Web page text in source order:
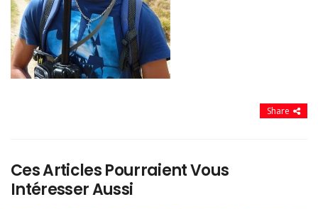
Share
Ces Articles Pourraient Vous
Intéresser Aussi